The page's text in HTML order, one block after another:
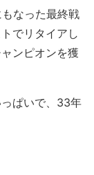
なった最終戦
でリタイアし
ンピオンを獲
ぱいで、33年